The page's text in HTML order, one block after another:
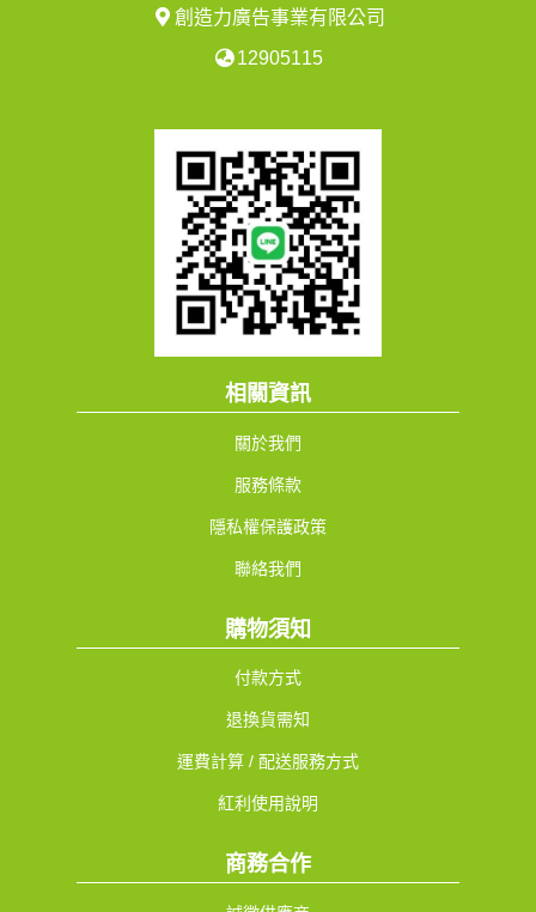
創造力廣告事業有限公司
12905115
相關資訊
關於我們
服務條款
隱私權保護政策
聯絡我們
購物須知
付款方式
退換貨需知
運費計算 / 配送服務方式
紅利使用說明
商務合作